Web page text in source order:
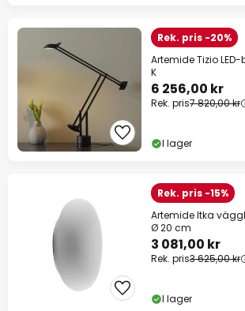
Rek. pris -20%
Artemide Tizio
K
6 256,00 kr
Rek. pris7 820,00 kr
I lager
Rek. pris -15%
Artemide Itka
Ø 20 cm
3 081,00 kr
Rek. pris3 625,00 kr
I lager